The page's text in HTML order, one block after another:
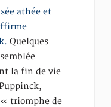
athée et
Quelques
la fin de vie
« triomphe de